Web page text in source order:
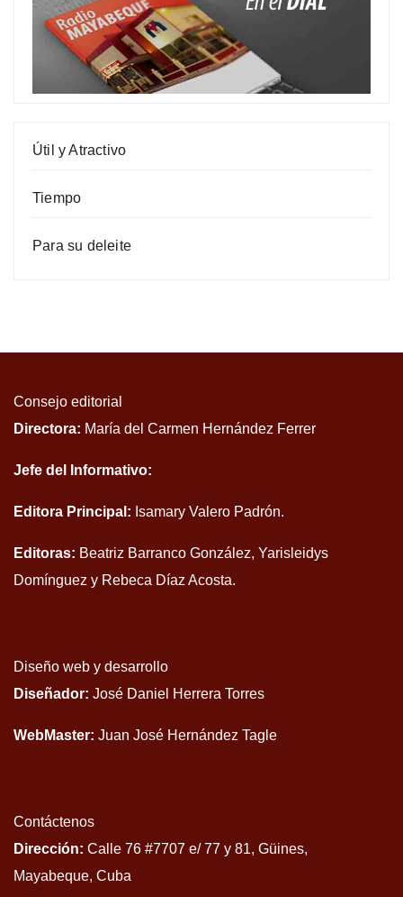
Útil y Atractivo
Tiempo
Para su deleite
Consejo editorial
Directora: María del Carmen Hernández Ferrer
Jefe del Informativo:
Editora Principal: Isamary Valero Padrón.
Editoras: Beatriz Barranco González, Yarisleidys
Domínguez y Rebeca Díaz Acosta.
Diseño web y desarrollo
Diseñador: José Daniel Herrera Torres
WebMaster: Juan José Hernández Tagle
Contáctenos
Dirección: Calle 76 #7707 e/ 77 y 81, Güines,
Mayabeque, Cuba